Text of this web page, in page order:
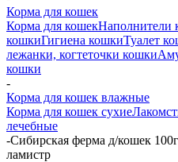
Корма для кошек
Корма для кошекНаполнители
кошкиГигиена кошкиТуалет
лежанки, когтеточки кошки
кошки
-
Корма для кошек влажные
Корма для кошек сухие
лечебные
-Сибирская ферма д/кошек
ламистр